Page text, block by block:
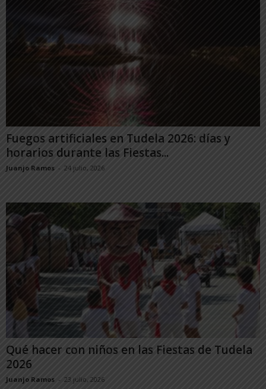
Fuegos artificiales en Tudela 2026: días y
horarios durante las Fiestas...
Juanjo Ramos - 24 julio, 2026
Qué hacer con niños en las Fiestas de Tudela
2026
Juanjo Ramos - 23 julio, 2026